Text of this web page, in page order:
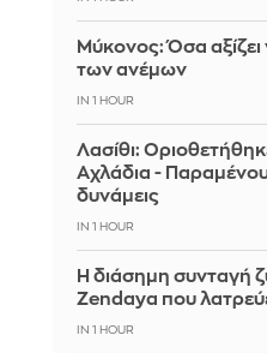
Μύκονος: Όσα αξίζει
των ανέμων
IN 1 HOUR
Λασίθι:
Αχλάδια -
δυνάμεις
IN 1 HOUR
Η διάσημη συνταγή
Zendaya που
IN 1 HOUR